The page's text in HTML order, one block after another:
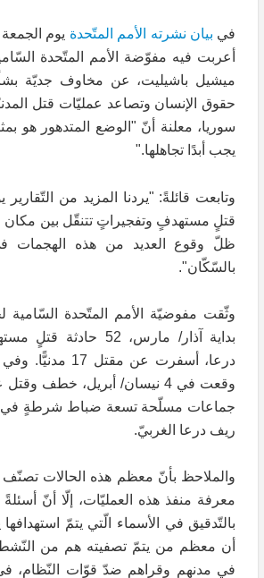
في بيان نشرته الأمم المتّحدة
أعربت فيه مفوّضة الأمم المتّحدة
ميشيل باشيليت، عن مخاوف جديّة
حقوق الإنسان وتصاعد عمليّات قتل
سوريا، معلنة أنّ "الوضع المتدهور هو
يجب أبدًا تجاهلها."
وتابعت قائلةً: "يردنا المزيد من
قتلٍ مستهدفٍ وتفجيراتٍ تتنقّل بين مكان
ظلّ وقوع العديد من هذه الهجمات
بالسّكّان".
وثّقت مفوضيّة الأمم المتّحدة السّامية
بداية آذار/ مارس، 52
درعا، أسفرت عن
وقعت في 4 نيسان/ أبريل، خطف
جماعات مسلّحة تسعة ضباط شرطةٍ في
ريف درعا الغربيّ.
والملاحظ بأنّ معظم هذه الحالات
معرفة منفذ هذه العمليّات، إلّا أنّ
بالتّدقيق في الأسماء الّتي يتمّ
أن معظم من يتمّ تصفيته هم من
في مدنهم وقراهم ضدّ قوّات النّظام، في